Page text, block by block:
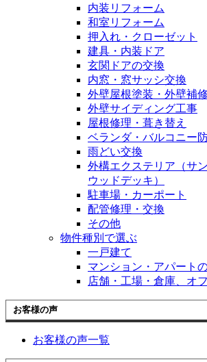
内装リフォーム
和室リフォーム
押入れ・クローゼット
建具・内装ドア
玄関ドアの交換
内窓・窓サッシ交換
外壁屋根塗装・外壁補修
外壁サイディング工事
屋根修理・葺き替え
ベランダ・バルコニー
雨どい交換
外構エクステリア（サ
ウッドデッキ）
駐車場・カーポート
配管修理・交換
その他
物件種別で選ぶ
一戸建て
マンション・アパート
店舗・工場・倉庫、オ
お客様の声
お客様の声一覧